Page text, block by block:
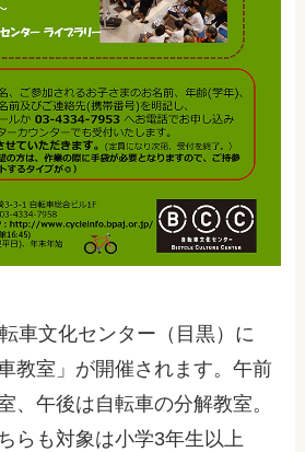
車文化センター（目黒）に
教室」が開催されます。午前
、午後は自転車の分解教室。
らも対象は小学3年生以上